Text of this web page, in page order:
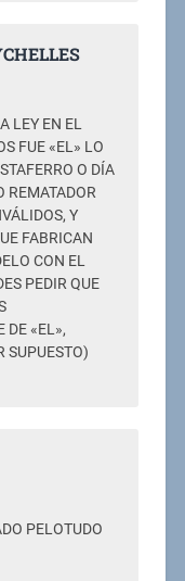
LEY EN EL
FUE «EL» LO
O DÍA
REMATADOR
Y
FABRICAN
CON EL
PEDIR QUE
DE «EL»,
SUPUESTO)
PELOTUDO